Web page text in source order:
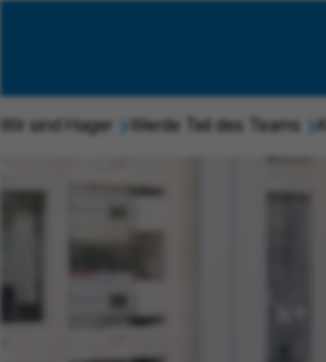
Wir sind Hager Werde Teil des Teams